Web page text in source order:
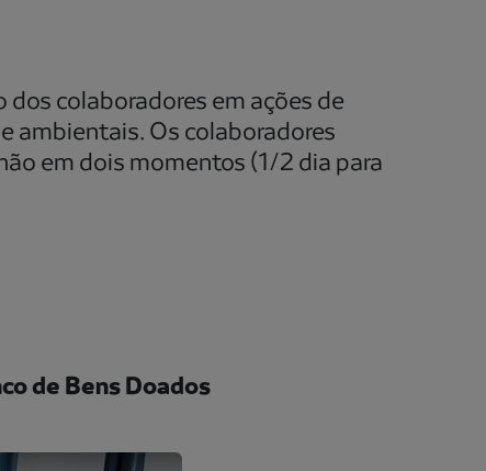
colaboradores em ações de
ambientais. Os colaboradores
em dois momentos (1/2 dia para
de Bens Doados